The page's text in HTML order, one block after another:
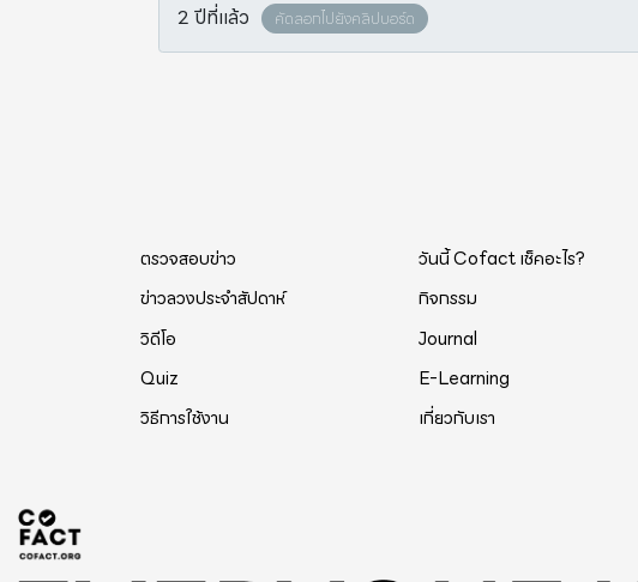
2 ปีที่แล้ว คัดลอกไปยังคลิปบอร์ด
ตรวจสอบข่าว วันนี้ Cofact เช็คอะไร?
ข่าวลวงประจำสัปดาห์
กิจกรรม
วิดีโอ
Journal
Quiz
E-Learning
วิธีการใช้งาน
เกี่ยวกับเรา